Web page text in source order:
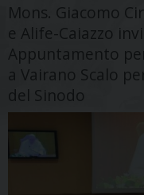
Mons. Giacomo
e Alife-Caiazzo
Appuntamento
a Vairano Scalo
del Sinodo